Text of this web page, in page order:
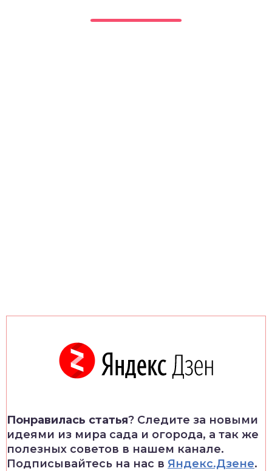
Понравилась статья? Следите за новыми
идеями из мира сада и огорода, а так же
полезных советов в нашем канале.
Подписывайтесь на нас в Яндекс.Дзене.